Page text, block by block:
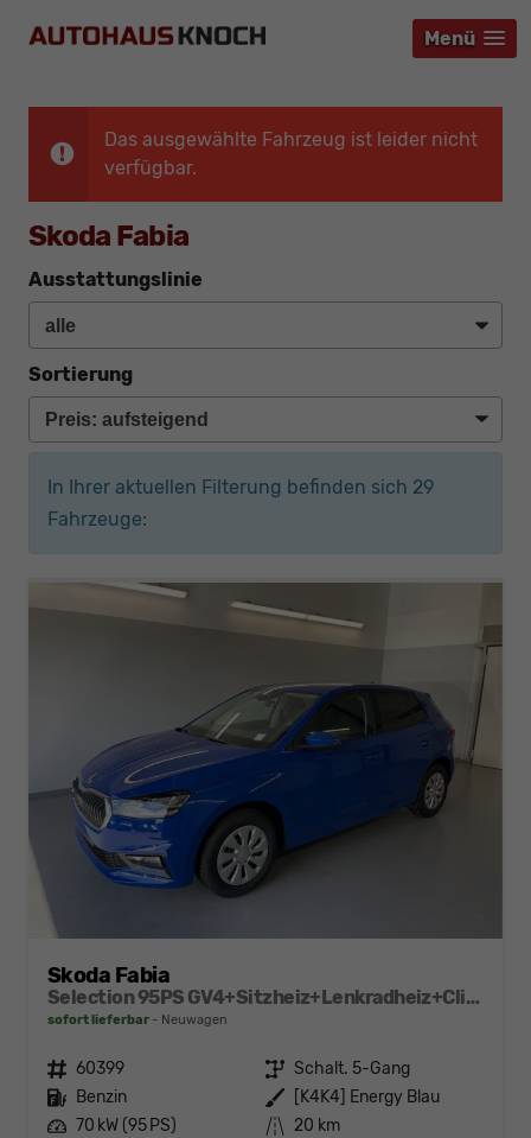
Menü
Menü
Menü
Das ausgewählte Fahrzeug ist leider nicht
verfügbar.
Skoda Fabia
Ausstattungslinie
Sortierung
In Ihrer aktuellen Filterung befinden sich 29
Fahrzeuge:
Skoda Fabia
Selection 95PS GV4+Sitzheiz+Lenkradheiz+Climatronic+Sunset+AppConnect+PDC
sofort lieferbar Neuwagen
Fahrzeugnr. 60399 Getriebe Schalt. 5-Gang
Kraftstoff Benzin Außenfarbe
[K4K4] Energy Blau
Leistung 70 kW (95 PS) Kilometerstand 20 km